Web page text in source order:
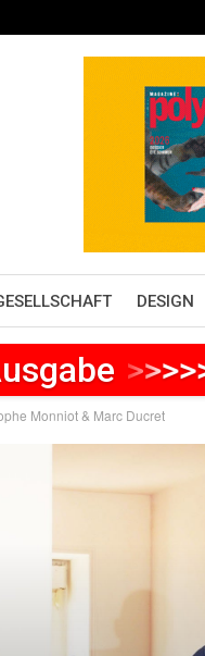
DESIGN
> >>>
Monniot & Marc Ducret